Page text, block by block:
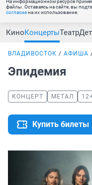
файлы. Оставаясь на сайте, вы
согласиена их использование.
КиноКонцертыТеатр
ВЛАДИВОСТОК АФИША
Эпидемия
КОНЦЕРТ МЕТАЛ
Купить билеты